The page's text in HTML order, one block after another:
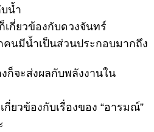
น้ำ
เกี่ยวข้องกับดวงจันทร์
คนมีน้ำเป็นส่วนประกอบมากถึง
ก็จะส่งผลกับพลังงานใน
ยวข้องกับเรื่องของ “อารมณ์”